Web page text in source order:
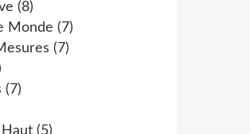
(8)
Monde (7)
(7)
(7)
Haut (5)